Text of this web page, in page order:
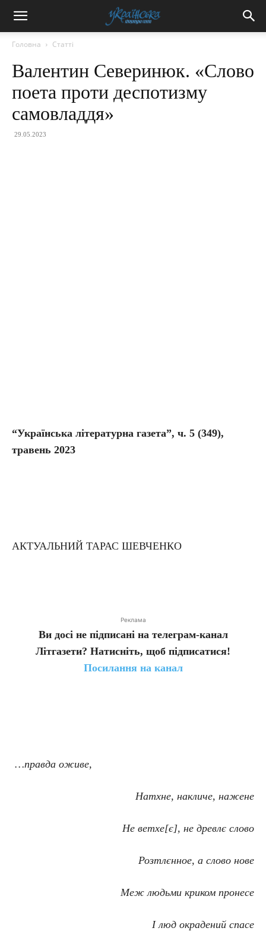
Головна Статті
Валентин Северинюк. «Слово
поета проти деспотизму
самовладдя»
29.05.2023
“Українська літературна газета”, ч. 5 (349),
травень 2023
АКТУАЛЬНИЙ ТАРАС ШЕВЧЕНКО
Реклама
Ви досі не підписані на телеграм-канал
Літгазети? Натисніть, щоб підписатися!
Посилання на канал
…правда оживе,
Натхне, накличе, нажене
Не ветхе[є], не древлє слово
Розтлєнное, а слово нове
Меж людьми криком пронесе
І люд окрадений спасе